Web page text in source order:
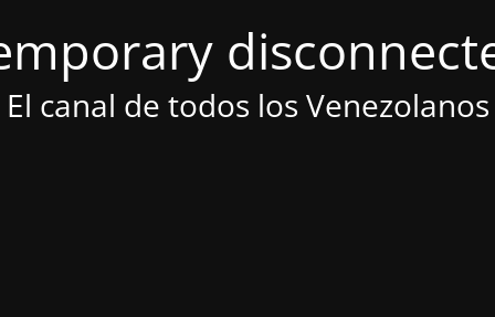
El canal de todos los Venezolanos